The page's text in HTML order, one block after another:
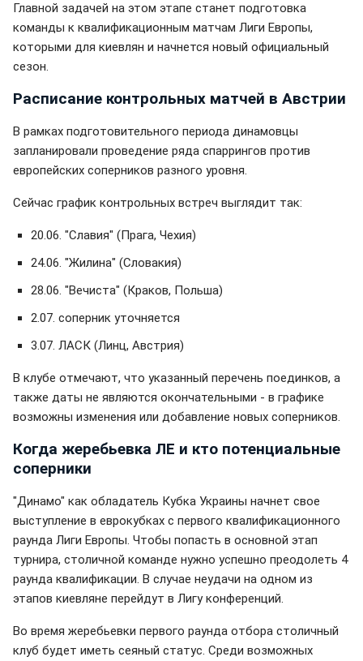
Главной задачей на этом этапе станет подготовка
команды к квалификационным матчам Лиги Европы,
которыми для киевлян и начнется новый официальный
сезон.
Расписание контрольных матчей в Австрии
В рамках подготовительного периода динамовцы
запланировали проведение ряда спаррингов против
европейских соперников разного уровня.
Сейчас график контрольных встреч выглядит так:
20.06. "Славия" (Прага, Чехия)
24.06. "Жилина" (Словакия)
28.06. "Вечиста" (Краков, Польша)
2.07. соперник уточняется
3.07. ЛАСК (Линц, Австрия)
В клубе отмечают, что указанный перечень поединков, а
также даты не являются окончательными - в графике
возможны изменения или добавление новых соперников.
Когда жеребьевка ЛЕ и кто потенциальные
соперники
"Динамо" как обладатель Кубка Украины начнет свое
выступление в еврокубках с первого квалификационного
раунда Лиги Европы. Чтобы попасть в основной этап
турнира, столичной команде нужно успешно преодолеть 4
раунда квалификации. В случае неудачи на одном из
этапов киевляне перейдут в Лигу конференций.
Во время жеребьевки первого раунда отбора столичный
клуб будет иметь сеяный статус. Среди возможных